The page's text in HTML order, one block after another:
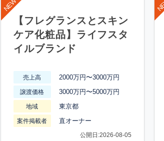
【フレグランスとスキン
ケア化粧品】ライフスタ
イルブランド
売上高 2000万円〜3000万円
譲渡価格 3000万円〜5000万円
地域 東京都
案件掲載者 直オーナー
公開日:2026-08-05